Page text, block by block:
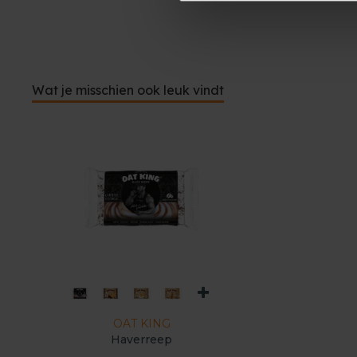
Wat je misschien ook leuk vindt
OAT KING
Haverreep